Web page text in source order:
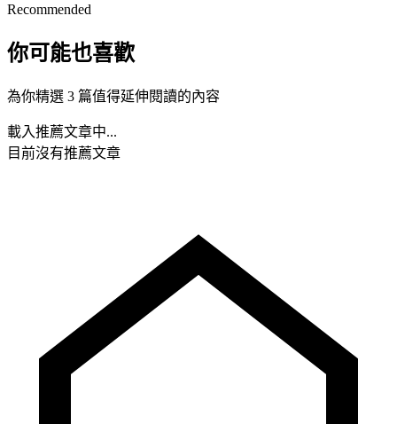
Recommended
你可能也喜歡
為你精選 3 篇值得延伸閱讀的內容
載入推薦文章中...
目前沒有推薦文章